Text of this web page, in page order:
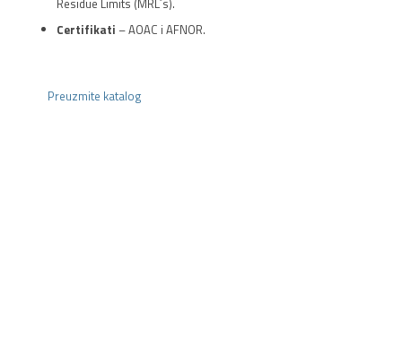
Residue Limits (MRL´s).
Certifikati – AOAC i AFNOR.
Preuzmite katalog